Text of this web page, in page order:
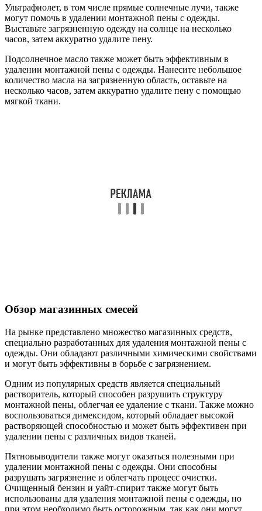
Ультрафиолет, в том числе прямые солнечные лучи, также
могут помочь в удалении монтажной пены с одежды.
Выставьте загрязненную одежду на солнце на несколько
часов, затем аккуратно удалите пену.
Подсолнечное масло также может быть эффективным в
удалении монтажной пены с одежды. Нанесите небольшое
количество масла на загрязненную область, оставьте на
несколько часов, затем аккуратно удалите пену с помощью
мягкой ткани.
Обзор магазинных смесей
На рынке представлено множество магазинных средств,
специально разработанных для удаления монтажной пены с
одежды. Они обладают различными химическими свойствами
и могут быть эффективны в борьбе с загрязнением.
Одним из популярных средств является специальный
растворитель, который способен разрушить структуру
монтажной пены, облегчая ее удаление с ткани. Также можно
воспользоваться димексидом, который обладает высокой
растворяющей способностью и может быть эффективен при
удалении пены с различных видов тканей.
Пятновыводители также могут оказаться полезными при
удалении монтажной пены с одежды. Они способны
разрушать загрязнение и облегчать процесс очистки.
Очищенный бензин и уайт-спирит также могут быть
использованы для удаления монтажной пены с одежды, но
при этом необходимо быть осторожным, так как они могут